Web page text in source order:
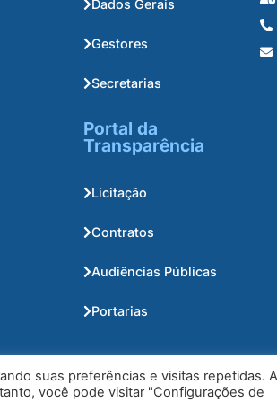
Dados Gerais
Gestores
Secretarias
Portal da
Transparência
Licitação
Contratos
Audiências Públicas
Portarias
suas preferências e visitas repetidas.
você pode visitar "Configurações de